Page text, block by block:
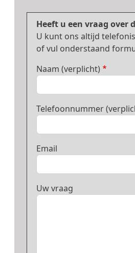
Heeft u een vraag over
U kunt ons altijd
of vul onderstaand
Naam (verplicht)
Telefoonnummer
Email
Uw vraag